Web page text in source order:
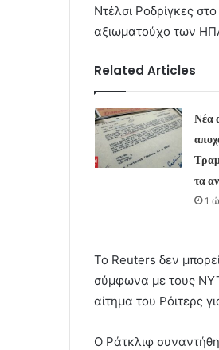
Ντέλσι Ροδρίγκες στο
αξιωματούχο των
Related Articles
Νέα
τα
1
Το Reuters δεν
σύμφωνα με τους
αίτημα του Ρόιτερς
Ο Ράτκλιφ